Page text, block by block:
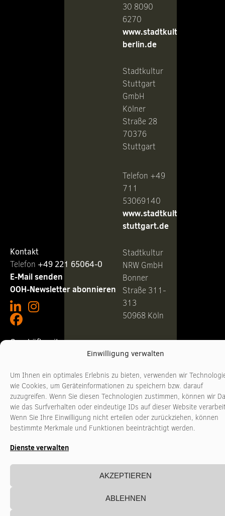
Einwilligung verwalten
Um Ihnen ein optimales Erlebnis zu bieten, verwenden wir
wie Cookies, um Geräteinformationen zu speichern bzw. darauf
zuzugreifen. Wenn Sie diesen Technologien zustimmen, können wir
wie das Surfverhalten oder eindeutige IDs auf dieser Website
Wenn Sie Ihre Einwilligung nicht erteilen oder zurückziehen, können
bestimmte Merkmale und Funktionen beeinträchtigt werden.
Dienste verwalten
AKZEPTIEREN
ABLEHNEN
Kontakt
Telefon ‭ +49 221 65064-0
E-Mail senden
OOH-Newsletter abonnieren
Geschäftszeiten
10:00 - 17:00 Uhr
Freitag 10:00 - 16:00 Uhr
30 8090
6270
www.stadtkultur-
berlin.de
Stadtkultur
Stuttgart
GmbH
Kölner
Straße 28
70376
Stuttgart
Telefon +49
711
53069140
www.stadtkultur-
stuttgart.de
Stadtkultur
NRW GmbH
Bonner
Straße 311-
313
50968 Köln
221
www.stadtkultur-
nrw.de